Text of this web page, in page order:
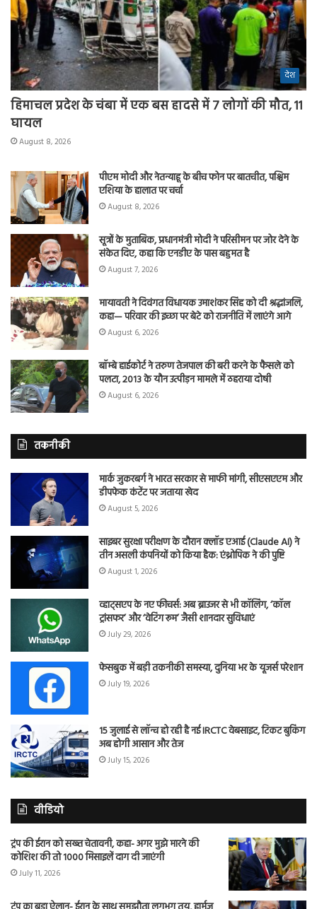
देश
हिमाचल प्रदेश के चंबा में एक बस हादसे में 7 लोगों की मौत, 11
घायल
August 8, 2026
पीएम मोदी और नेतन्याहू के बीच फोन पर बातचीत, पश्चिम
एशिया के हालात पर चर्चा
August 8, 2026
सूत्रों के मुताबिक, प्रधानमंत्री मोदी ने परिसीमन पर जोर देने के
संकेत दिए, कहा कि एनडीए के पास बहुमत है
August 7, 2026
मायावती ने दिवंगत विधायक उमाशंकर सिंह को दी श्रद्धांजलि,
कहा— परिवार की इच्छा पर बेटे को राजनीति में लाएंगे आगे
August 6, 2026
बॉम्बे हाईकोर्ट ने तरुण तेजपाल की बरी करने के फैसले को
पलटा, 2013 के यौन उत्पीड़न मामले में ठहराया दोषी
August 6, 2026
तकनीकी
मार्क जुकरबर्ग ने भारत सरकार से माफी मांगी, सीएसएएम और
डीपफेक कंटेंट पर जताया खेद
August 5, 2026
साइबर सुरक्षा परीक्षण के दौरान क्लॉड एआई (Claude AI) ने
तीन असली कंपनियों को किया हैक: एंथ्रोपिक ने की पुष्टि
August 1, 2026
व्हाट्सएप के नए फीचर्स: अब ब्राउजर से भी कॉलिंग, ‘कॉल
ट्रांसफर’ और ‘वेटिंग रूम’ जैसी शानदार सुविधाएं
July 29, 2026
फेसबुक में बड़ी तकनीकी समस्या, दुनिया भर के यूजर्स परेशान
July 19, 2026
15 जुलाई से लॉन्च हो रही है नई IRCTC वेबसाइट, टिकट बुकिंग
अब होगी आसान और तेज
July 15, 2026
वीडियो
ट्रंप की ईरान को सख्त चेतावनी, कहा- अगर मुझे मारने की
कोशिश की तो 1000 मिसाइलें दाग दी जाएंगी
July 11, 2026